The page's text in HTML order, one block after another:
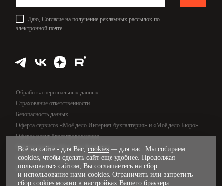
Даю, Согласие на получение рекламных рассылок по
электронной почте
Обработка персональных данных
Страхование ответственности
Безопасность данных
Оферта сервисов «Моё дело Интернет-бухгалтерия» и «Моё дело Бюро»
Оферта услуг бухсопровождения
Оферта сервиса «Моё дело Финансы»
Оферта услуг управленческого учёта
Карта сайта
Всё на сайте - для Вас, cookies — для нас. Мы собираем
cookies, чтобы сделать сайт еще удобнее. Продолжая
пользоваться сайтом, Вы соглашаетесь на сбор
и использование нами cookies. Ограничить или запретить
сбор cookies можно в настройках Вашего браузера.